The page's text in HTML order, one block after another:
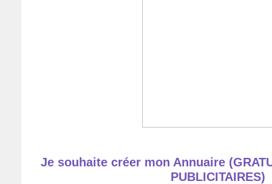
Je souhaite créer mon Annuaire
PUBLICITAIRES)